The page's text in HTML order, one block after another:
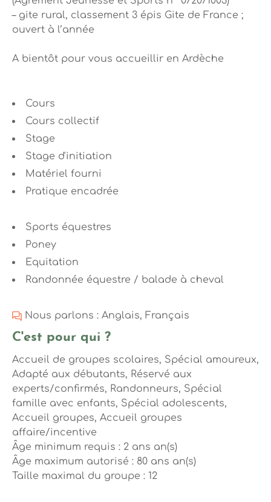
– gite rural, classement 3 épis Gite de France ;
ouvert à l’année
A bientôt pour vous accueillir en Ardèche
Cours
Cours collectif
Stage
Stage d'initiation
Matériel fourni
Pratique encadrée
Sports équestres
Poney
Equitation
Randonnée équestre / balade à cheval
Nous parlons : Anglais, Français
C'est pour qui ?
Accueil de groupes scolaires, Spécial amoureux,
Adapté aux débutants, Réservé aux
experts/confirmés, Randonneurs, Spécial
famille avec enfants, Spécial adolescents,
Accueil groupes, Accueil groupes
affaire/incentive
Âge minimum requis : 2 ans an(s)
Âge maximum autorisé : 80 ans an(s)
Taille maximal du groupe : 12